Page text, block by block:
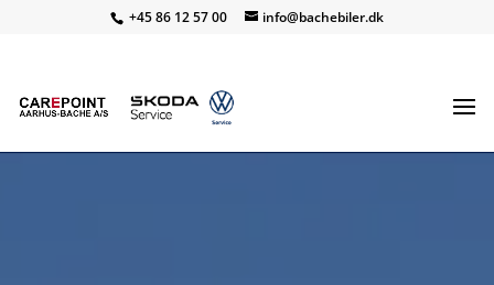
+45 86 12 57 00 info@bachebiler.dk